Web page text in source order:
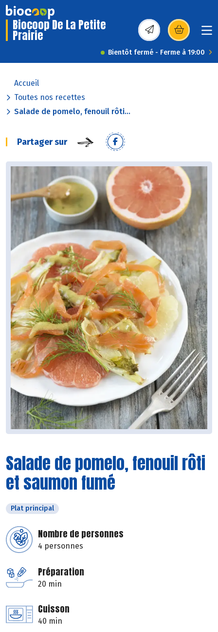
Biocoop De La Petite
Prairie (s’ouvre dans une
Bientôt fermé - Ferme à 19:00
Accueil
Toutes nos recettes
Salade de pomelo, fenouil rôti...
Partager sur
Salade de pomelo, fenouil rôti
et saumon fumé
Plat principal
Nombre de personnes
4 personnes
Préparation
20 min
Cuisson
40 min